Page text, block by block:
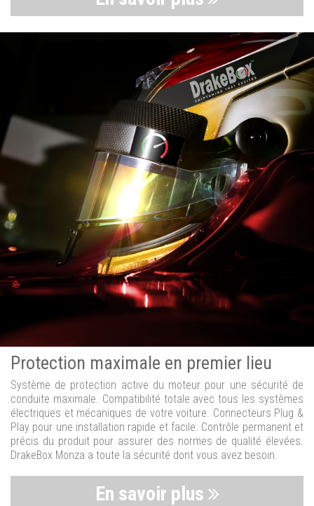
Protection maximale en premier lieu
Système de protection active du moteur pour une sécurité de
conduite maximale. Compatibilité totale avec tous les systèmes
électriques et mécaniques de votre voiture. Connecteurs Plug &
Play pour une installation rapide et facile. Contrôle permanent et
précis du produit pour assurer des normes de qualité élevées.
DrakeBox Monza a toute la sécurité dont vous avez besoin.
En savoir plus